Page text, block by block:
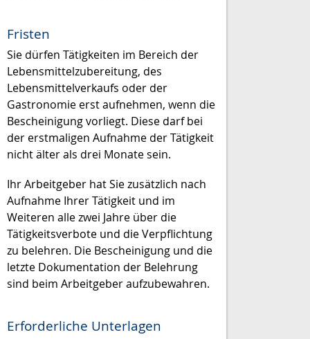
Fristen
Sie dürfen Tätigkeiten im Bereich der
Lebensmittelzubereitung, des
Lebensmittelverkaufs oder der
Gastronomie erst aufnehmen, wenn die
Bescheinigung vorliegt. Diese darf bei
der erstmaligen Aufnahme der Tätigkeit
nicht älter als drei Monate sein.
Ihr Arbeitgeber hat Sie zusätzlich nach
Aufnahme Ihrer Tätigkeit und im
Weiteren alle zwei Jahre über die
Tätigkeitsverbote und die Verpflichtung
zu belehren. Die Bescheinigung und die
letzte Dokumentation der Belehrung
sind beim Arbeitgeber aufzubewahren.
Erforderliche Unterlagen